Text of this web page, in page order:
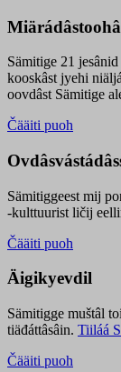
Sämitige 21
kooskâst jyehi
oovdâst Sämitige
Čääiti puoh
Sämitiggeest mij
-kulttuurist ličij
Čääiti puoh
Äigikyevdil
Sämitigge muštâl
tiäđáttâsâin. Tiiláá
Čääiti puoh